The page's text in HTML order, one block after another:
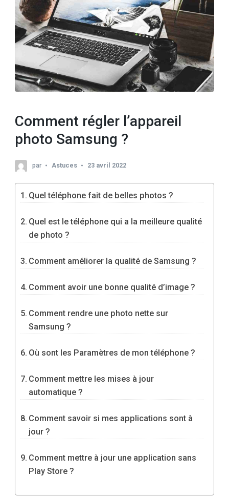
Comment régler l’appareil
photo Samsung ?
par Astuces 23 avril 2022
Quel téléphone fait de belles photos ?
Quel est le téléphone qui a la meilleure qualité
de photo ?
Comment améliorer la qualité de Samsung ?
Comment avoir une bonne qualité d’image ?
Comment rendre une photo nette sur
Samsung ?
Où sont les Paramètres de mon téléphone ?
Comment mettre les mises à jour
automatique ?
Comment savoir si mes applications sont à
jour ?
Comment mettre à jour une application sans
Play Store ?